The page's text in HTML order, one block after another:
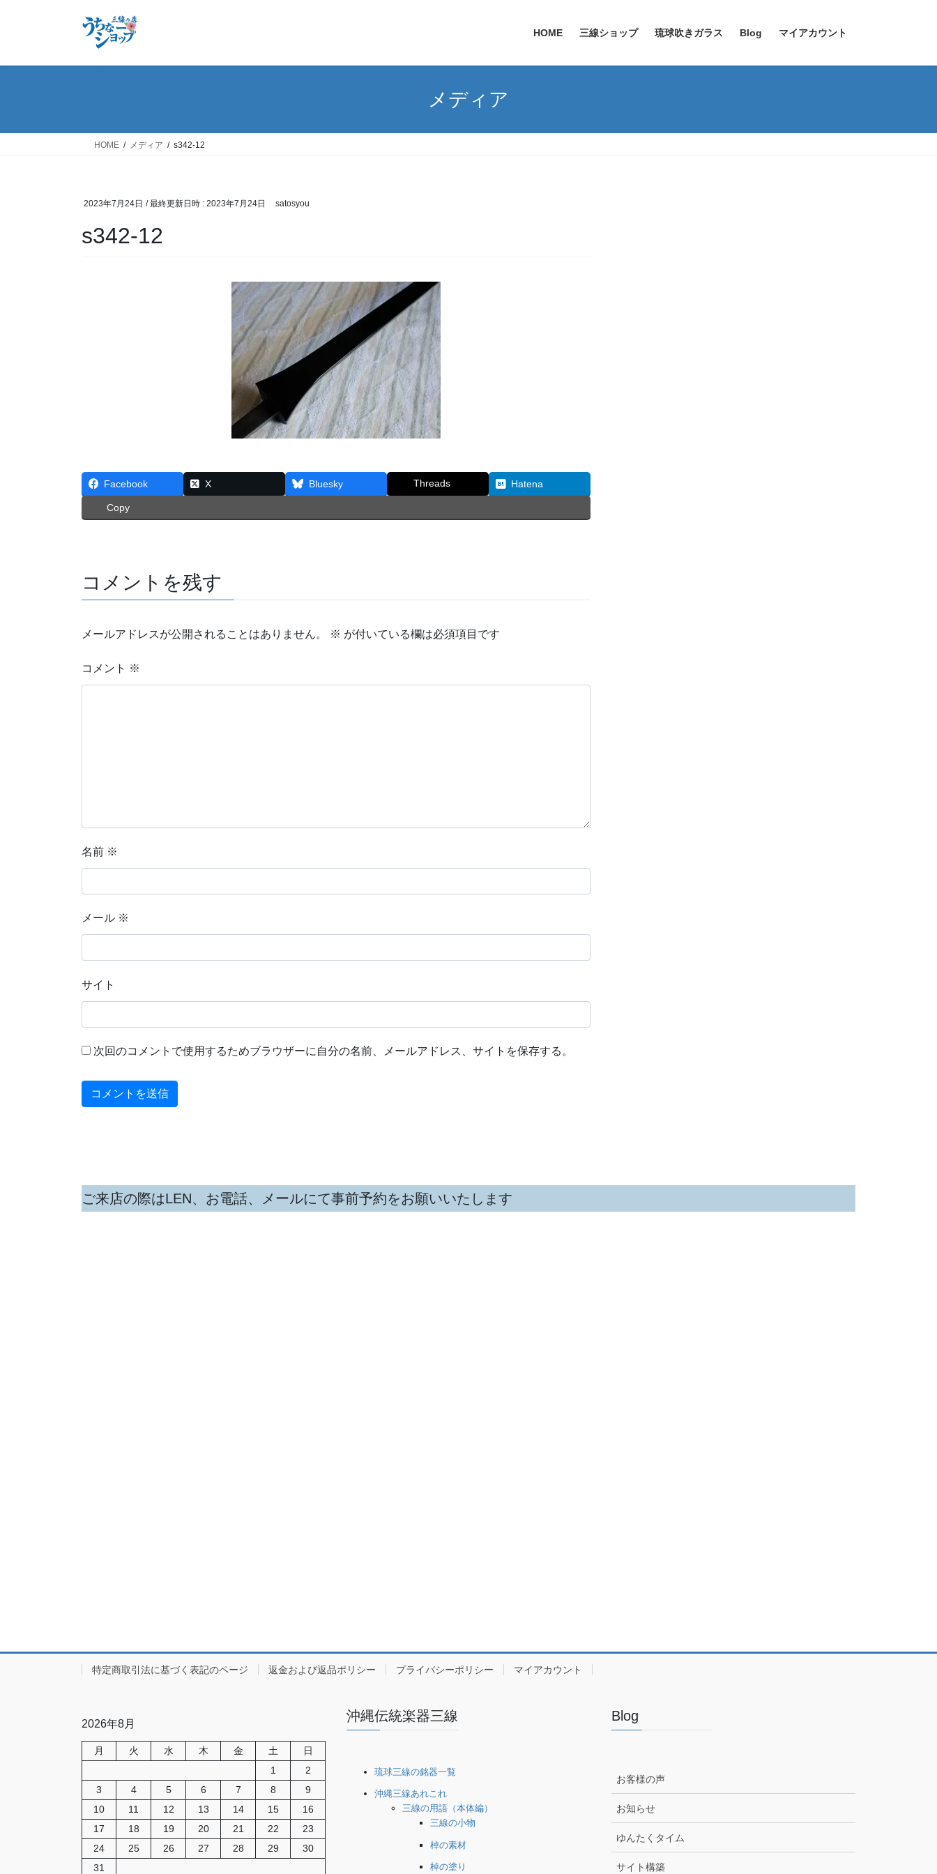
HOME 三線ショップ 琉球吹きガラス Blog マイアカウント
メディア
HOME メディア s342-12
2023年7月24日 / 最終更新日時 : 2023年7月24日 satosyou
s342-12
Facebook X Bluesky Threads Hatena
Copy
コメントを残す
メールアドレスが公開されることはありません。 ※ が付いている欄は必須項目です
コメント ※
名前 ※
メール ※
サイト
次回のコメントで使用するためブラウザーに自分の名前、メールアドレス、サイトを保存する。
ご来店の際はLEN、お電話、メールにて事前予約をお願いいたします
特定商取引法に基づく表記のページ 返金および返品ポリシー プライバシーポリシー マイアカウント
2026年8月
月 火 水 木 金 土
日
1
2
3
4 5 6 7 8
9
10
11 12 13 14 15
16
17
18 19 20 21 22
23
24
25 26 27 28 29
30
31
沖縄伝統楽器三線
琉球三線の銘器一覧
沖縄三線あれこれ
三線の用語（本体編）
三線の小物
棹の素材
棹の塗り
Blog
お客様の声
お知らせ
ゆんたくタイム
サイト構築